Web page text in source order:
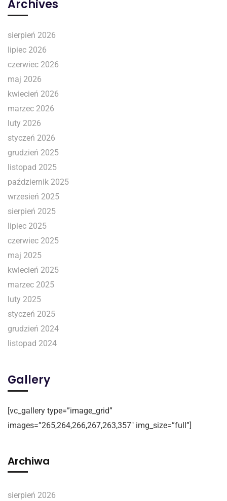
Archives
sierpień 2026
lipiec 2026
czerwiec 2026
maj 2026
kwiecień 2026
marzec 2026
luty 2026
styczeń 2026
grudzień 2025
listopad 2025
październik 2025
wrzesień 2025
sierpień 2025
lipiec 2025
czerwiec 2025
maj 2025
kwiecień 2025
marzec 2025
luty 2025
styczeń 2025
grudzień 2024
listopad 2024
Gallery
[vc_gallery type=”image_grid”
images=”265,264,266,267,263,357″ img_size=”full”]
Archiwa
sierpień 2026